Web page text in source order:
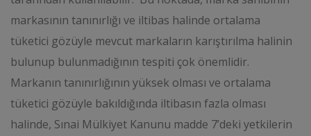
markasının tanınırlığı ve iltibas halinde ortalama
tüketici gözüyle mevcut markaların karıştırılma halinin
bulunup bulunmadığının tespiti çok önemlidir.
Markanın tanınırlığının yüksek olması ve ortalama
tüketici gözüyle bakıldığında iltibasın fazla olması
halinde, Sınai Mülkiyet Kanunu madde 7’deki yetkilerin